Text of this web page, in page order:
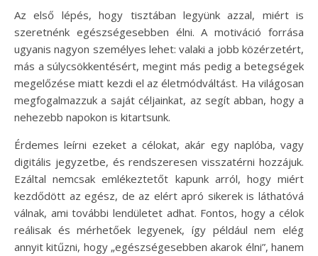
Az első lépés, hogy tisztában legyünk azzal, miért is
szeretnénk egészségesebben élni. A motiváció forrása
ugyanis nagyon személyes lehet: valaki a jobb közérzetért,
más a súlycsökkentésért, megint más pedig a betegségek
megelőzése miatt kezdi el az életmódváltást. Ha világosan
megfogalmazzuk a saját céljainkat, az segít abban, hogy a
nehezebb napokon is kitartsunk.
Érdemes leírni ezeket a célokat, akár egy naplóba, vagy
digitális jegyzetbe, és rendszeresen visszatérni hozzájuk.
Ezáltal nemcsak emlékeztetőt kapunk arról, hogy miért
kezdődött az egész, de az elért apró sikerek is láthatóvá
válnak, ami további lendületet adhat. Fontos, hogy a célok
reálisak és mérhetőek legyenek, így például nem elég
annyit kitűzni, hogy „egészségesebben akarok élni”, hanem